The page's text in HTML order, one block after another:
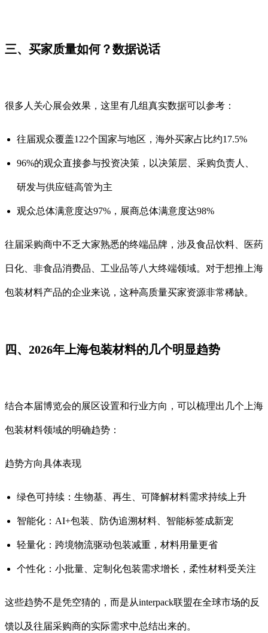
三、买家质量如何？数据说话
很多人关心展会效果，这里有几组真实数据可以参考：
往届观众覆盖122个国家与地区，海外买家占比约17.5%
96%的观众直接参与投资决策，以决策层、采购负责人、
研发与供应链高管为主
观众总体满意度达97%，展商总体满意度达98%
往届采购商中不乏大家熟悉的终端品牌，涉及食品饮料、医药
日化、非食品消费品、工业品等八大终端领域。对于想推上海
包装材料产品的企业来说，这种高质量买家资源非常稀缺。
四、2026年上海包装材料的几个明显趋势
结合本届博览会的展区设置和行业方向，可以梳理出几个上海
包装材料领域的明确趋势：
趋势方向具体表现
绿色可持续：生物基、再生、可降解材料需求持续上升
智能化：AI+包装、防伪追溯材料、智能标签成新宠
轻量化：跨境物流驱动包装减重，材料用量更省
个性化：小批量、定制化包装需求增长，柔性材料受关注
这些趋势不是凭空猜的，而是从interpack联盟在全球市场的反
馈以及往届采购商的实际需求中总结出来的。